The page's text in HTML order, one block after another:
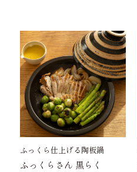
ふっくら仕上げる陶板鍋
ふっくらさん 黒らく